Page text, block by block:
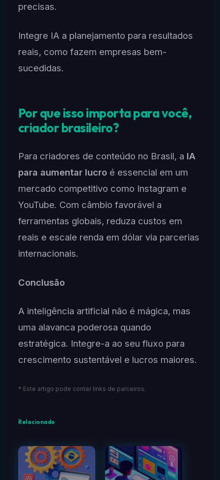
precisas.
Integre IA a planejamento para resultados
reais, como fazem empresas bem-
sucedidas.
Por que isso importa para você,
criador brasileiro?
Para criadores de conteúdo no Brasil, a IA
para aumentar lucroé essencial em um
mercado competitivo como Instagram e
YouTube. Com câmbio favorável a
ferramentas globais, reduza custos em
reais e escale renda em dólar via parcerias
internacionais.
Conclusão
A inteligência artificial não é mágica, mas
uma alavanca poderosa quando
estratégica. Integre-a ao seu fluxo para
crescimento sustentável e lucros maiores.
* Este artigo pode conter links de parceiros.
Relacionado